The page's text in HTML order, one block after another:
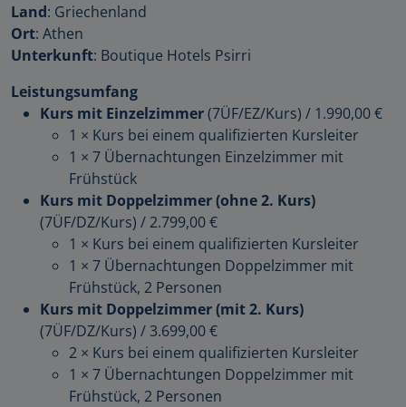
Land: Griechenland
Ort: Athen
Unterkunft: Boutique Hotels Psirri
Leistungsumfang
Kurs mit Einzelzimmer(7ÜF/EZ/Kurs) / 1.990,00 €
1 × Kurs bei einem qualifizierten Kursleiter
1 × 7 Übernachtungen Einzelzimmer mit
Frühstück
Kurs mit Doppelzimmer (ohne 2. Kurs)
(7ÜF/DZ/Kurs) / 2.799,00 €
1 × Kurs bei einem qualifizierten Kursleiter
1 × 7 Übernachtungen Doppelzimmer mit
Frühstück, 2 Personen
Kurs mit Doppelzimmer (mit 2. Kurs)
(7ÜF/DZ/Kurs) /3.699,00 €
2 × Kurs bei einem qualifizierten Kursleiter
1 × 7 Übernachtungen Doppelzimmer mit
Frühstück, 2 Personen